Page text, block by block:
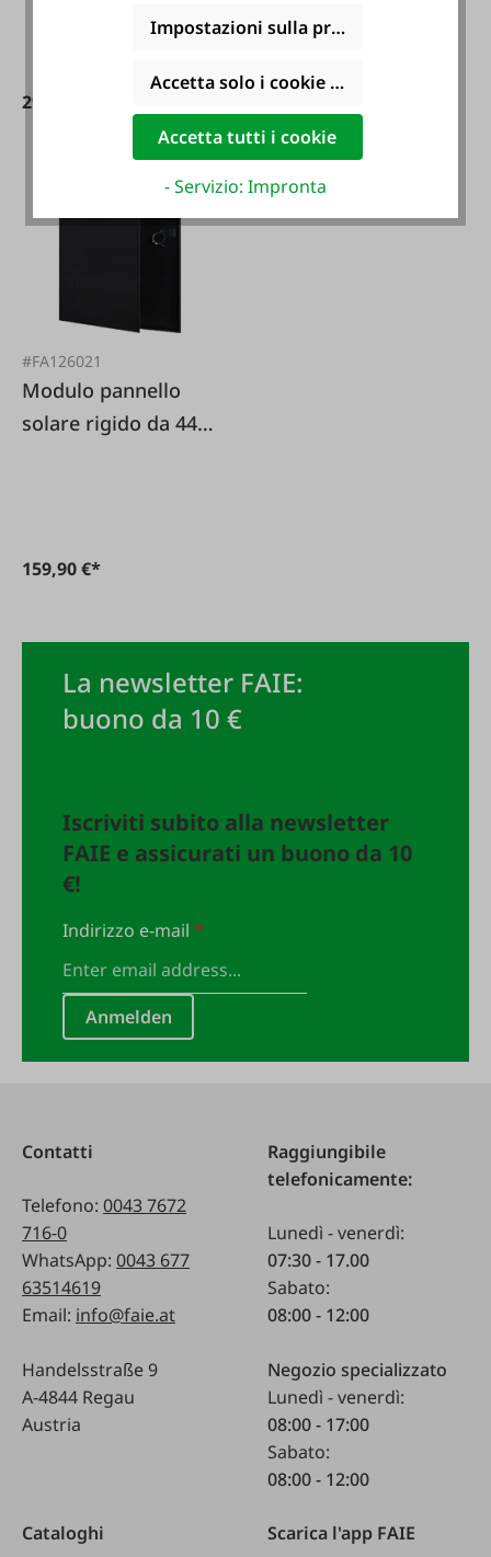
299,90 €*
#FA126021
Modulo pannello
solare rigido da 445
159,90 €*
La newsletter FAIE:
buono da 10 €
Iscriviti subito alla newsletter
FAIE e assicurati un buono da 10
€!
Indirizzo e-mail*
Anmelden
Contatti
Telefono: 0043 7672
716-0
WhatsApp: 0043 677
63514619
Email: info@faie.at
Handelsstraße 9
A-4844 Regau
Austria
Raggiungibile
telefonicamente:
Lunedì - venerdì:
07:30 - 17.00
Sabato:
08:00 - 12:00
Negozio specializzato
Lunedì - venerdì:
08:00 - 17:00
Sabato:
08:00 - 12:00
Cataloghi Scarica l'app FAIE
Impostazioni sulla privacy
Accetta solo i cookie funzionali
Accetta tutti i cookie
- Servizio: Impronta